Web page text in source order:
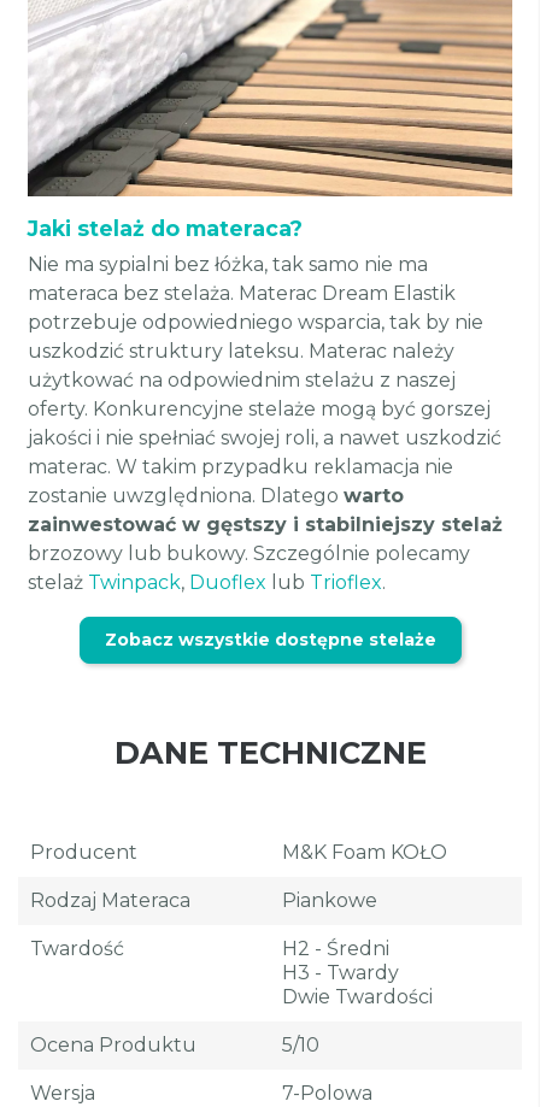
Jaki stelaż do materaca?
Nie ma sypialni bez łóżka, tak samo nie ma
materaca bez stelaża. Materac Dream Elastik
potrzebuje odpowiedniego wsparcia, tak by nie
uszkodzić struktury lateksu. Materac należy
użytkować na odpowiednim stelażu z naszej
oferty. Konkurencyjne stelaże mogą być gorszej
jakości i nie spełniać swojej roli, a nawet uszkodzić
materac. W takim przypadku reklamacja nie
zostanie uwzględniona. Dlatego warto
zainwestować w gęstszy i stabilniejszy stelaż
brzozowy lub bukowy. Szczególnie polecamy
stelaż Twinpack, Duoflex lub Trioflex.
Zobacz wszystkie dostępne stelaże
DANE TECHNICZNE
Producent M&K Foam KOŁO
Rodzaj Materaca Piankowe
Twardość
H2 - Średni
H3 - Twardy
Dwie Twardości
Ocena Produktu 5/10
Wersja 7-Polowa